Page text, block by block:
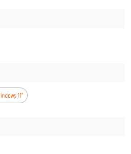
11“